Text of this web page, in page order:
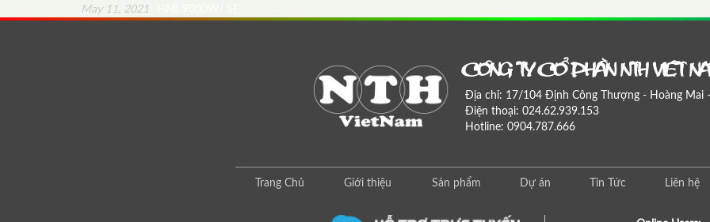
May 11, 2021
COÂNG TY COÅ PHAÀN NTH VIEÄT
Địa chỉ: 17/104 Định Công Thượng - Hoàng Mai
Điện thoại: 024.62.939.153
Hotline: 0904.787.666
Trang Chủ Giới thiệu Sản phẩm Dự án Tin Tức Liên hệ